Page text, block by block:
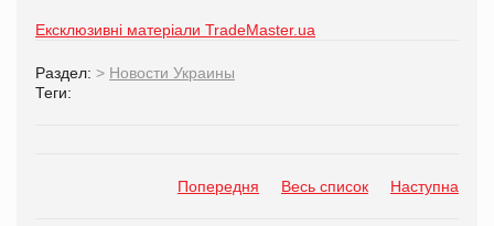
Ексклюзивні матеріали TradeMaster.ua
Раздел: > Новости Украины
Теги:
Попередня Весь список Наступна